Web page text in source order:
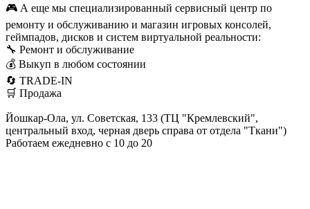
🎮 А еще мы специализированный сервисный центр по
ремонту и обслуживанию и магазин игровых консолей,
геймпадов, дисков и систем виртуальной реальности:
🔧 Ремонт и обслуживание
💰 Выкуп в любом состоянии
🔄 TRADE-IN
🛒 Продажа
Йошкар-Ола, ул. Советская, 133 (ТЦ "Кремлевский",
центральный вход, черная дверь справа от отдела "Ткани")
Работаем ежедневно с 10 до 20